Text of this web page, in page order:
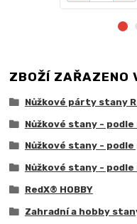
ZBOŽÍ ZAŘAZENO
Nůžkové párty stany
Nůžkové stany - podle
Nůžkové stany -
Nůžkové stany -
RedX® HOBBY
Zahradní a hobby